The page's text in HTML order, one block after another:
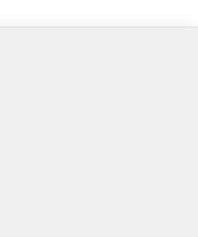
hiện vào buổi sáng.
different sources